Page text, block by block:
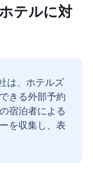
テルに対
は、ホテルズ
きる外部予約
宿泊者による
を収集し、表